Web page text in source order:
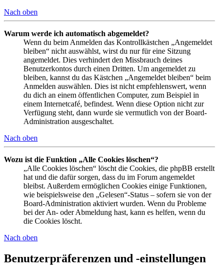
Nach oben
Warum werde ich automatisch abgemeldet?
Wenn du beim Anmelden das Kontrollkästchen „Angemeldet
bleiben“ nicht auswählst, wirst du nur für eine Sitzung
angemeldet. Dies verhindert den Missbrauch deines
Benutzerkontos durch einen Dritten. Um angemeldet zu
bleiben, kannst du das Kästchen „Angemeldet bleiben“ beim
Anmelden auswählen. Dies ist nicht empfehlenswert, wenn
du dich an einem öffentlichen Computer, zum Beispiel in
einem Internetcafé, befindest. Wenn diese Option nicht zur
Verfügung steht, dann wurde sie vermutlich von der Board-
Administration ausgeschaltet.
Nach oben
Wozu ist die Funktion „Alle Cookies löschen“?
„Alle Cookies löschen“ löscht die Cookies, die phpBB erstellt
hat und die dafür sorgen, dass du im Forum angemeldet
bleibst. Außerdem ermöglichen Cookies einige Funktionen,
wie beispielsweise den „Gelesen“-Status – sofern sie von der
Board-Administration aktiviert wurden. Wenn du Probleme
bei der An- oder Abmeldung hast, kann es helfen, wenn du
die Cookies löscht.
Nach oben
Benutzerpräferenzen und -einstellungen